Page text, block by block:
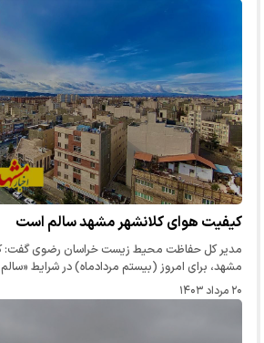
کیفیت هوای کلانشهر مشهد سالم است
مدیر کل حفاظت محیط زیست خراسان رضوی گفت:
مشهد، برای امروز (بیستم مردادماه) در شرایط
۲۰ مرداد ۱۴۰۳